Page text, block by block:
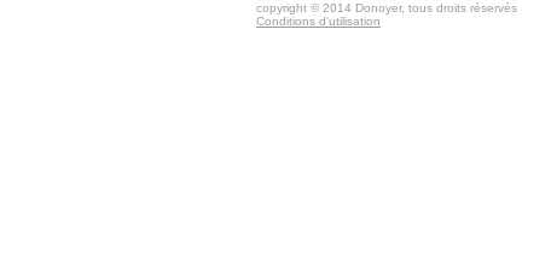
copyright © 2014 Donoyer, tous droits réservés
Conditions d'utilisation